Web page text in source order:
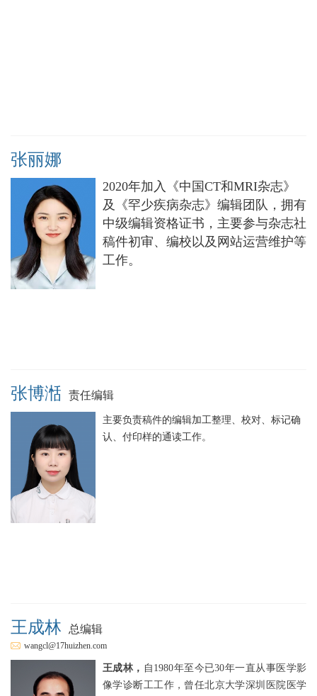
张丽娜
2020年加入《中国CT和MRI杂志》
及《罕少疾病杂志》编辑团队，拥有
中级编辑资格证书，主要参与杂志社
稿件初审、编校以及网站运营维护等
工作。
张博湉 责任编辑
主要负责稿件的编辑加工整理、校对、标记确
认、付印样的通读工作。
王成林 总编辑
wangcl@17huizhen.com
王成林， 自1980年至今已30年一直从事医学影
像学诊断工工作，曾任北京大学深圳医院医学